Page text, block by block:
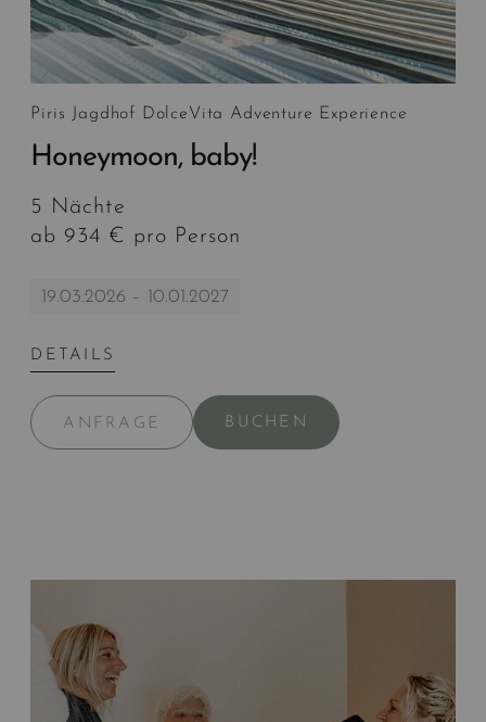
Piris Jagdhof DolceVita Adventure Experience
Honeymoon, baby!
5 Nächte
ab 934 € pro Person
19.03.2026 – 10.01.2027
DETAILS
ANFRAGE BUCHEN